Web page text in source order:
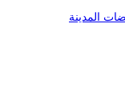
المدينة